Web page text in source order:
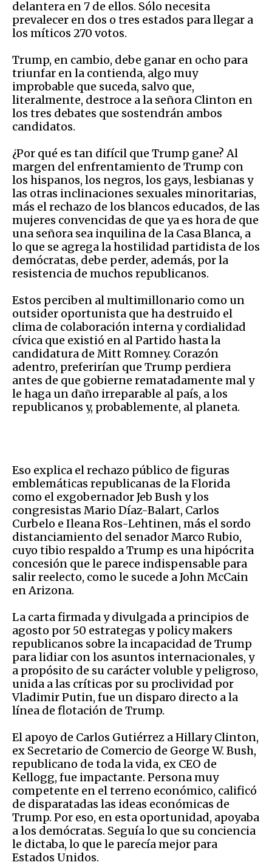
delantera en 7 de ellos. Sólo necesita
prevalecer en dos o tres estados para llegar a
los míticos 270 votos.
Trump, en cambio, debe ganar en ocho para
triunfar en la contienda, algo muy
improbable que suceda, salvo que,
literalmente, destroce a la señora Clinton en
los tres debates que sostendrán ambos
candidatos.
¿Por qué es tan difícil que Trump gane? Al
margen del enfrentamiento de Trump con
los hispanos, los negros, los gays, lesbianas y
las otras inclinaciones sexuales minoritarias,
más el rechazo de los blancos educados, de las
mujeres convencidas de que ya es hora de que
una señora sea inquilina de la Casa Blanca, a
lo que se agrega la hostilidad partidista de los
demócratas, debe perder, además, por la
resistencia de muchos republicanos.
Estos perciben al multimillonario como un
outsider oportunista que ha destruido el
clima de colaboración interna y cordialidad
cívica que existió en al Partido hasta la
candidatura de Mitt Romney. Corazón
adentro, preferirían que Trump perdiera
antes de que gobierne rematadamente mal y
le haga un daño irreparable al país, a los
republicanos y, probablemente, al planeta.
Eso explica el rechazo público de figuras
emblemáticas republicanas de la Florida
como el exgobernador Jeb Bush y los
congresistas Mario Díaz-Balart, Carlos
Curbelo e Ileana Ros-Lehtinen, más el sordo
distanciamiento del senador Marco Rubio,
cuyo tibio respaldo a Trump es una hipócrita
concesión que le parece indispensable para
salir reelecto, como le sucede a John McCain
en Arizona.
La carta firmada y divulgada a principios de
agosto por 50 estrategas y policy makers
republicanos sobre la incapacidad de Trump
para lidiar con los asuntos internacionales, y
a propósito de su carácter voluble y peligroso,
unida a las críticas por su proclividad por
Vladimir Putin, fue un disparo directo a la
línea de flotación de Trump.
El apoyo de Carlos Gutiérrez a Hillary Clinton,
ex Secretario de Comercio de George W. Bush,
republicano de toda la vida, ex CEO de
Kellogg, fue impactante. Persona muy
competente en el terreno económico, calificó
de disparatadas las ideas económicas de
Trump. Por eso, en esta oportunidad, apoyaba
a los demócratas. Seguía lo que su conciencia
le dictaba, lo que le parecía mejor para
Estados Unidos.